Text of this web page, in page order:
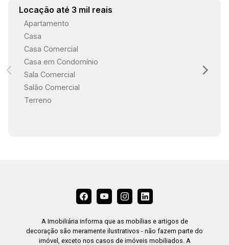
Locação até 3 mil reais
Apartamento
Casa
Casa Comercial
Casa em Condomínio
Sala Comercial
Salão Comercial
Terreno
A Imobiliária informa que as mobílias e artigos de
decoração são meramente ilustrativos - não fazem parte do
imóvel, exceto nos casos de imóveis mobiliados. A